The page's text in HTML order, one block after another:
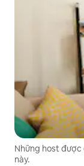
Những host
này.